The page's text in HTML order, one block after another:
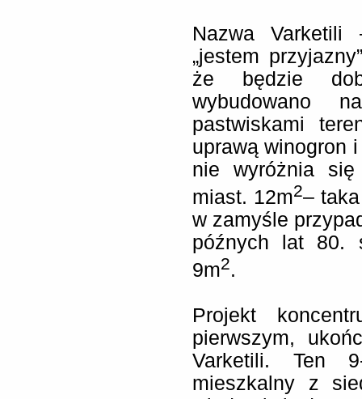
Nazwa Varketili
„jestem
że będzie
wybudowano
pastwiskami
uprawą winogron
nie wyróżnia
miast. 12m2–
w zamyśle
późnych lat 80.
9m2.
Projekt
pierwszym,
Varketili. Ten
mieszkalny z